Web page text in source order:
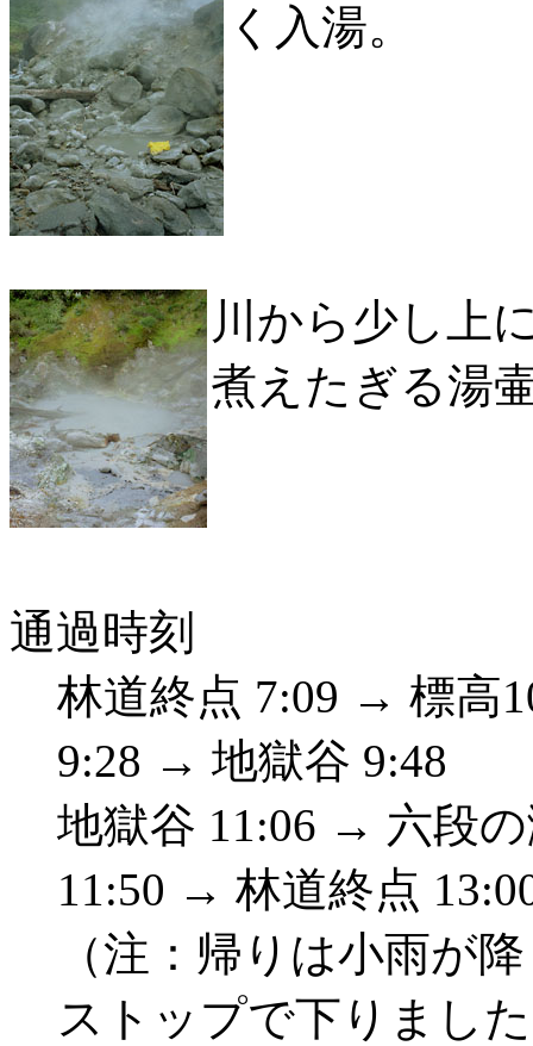
く入湯。
川から少し上
煮えたぎる湯
通過時刻
林道終点 7:09 → 標高
9:28 → 地獄谷 9:48
地獄谷 11:06 → 六段
11:50 → 林道終点
（注：帰りは小雨が
ストップで下りまし